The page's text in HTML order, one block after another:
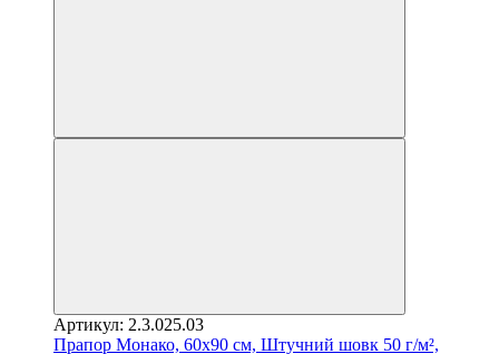
Артикул: 2.3.025.03
Прапор Монако, 60х90 см, Штучний шовк 50 г/м²,